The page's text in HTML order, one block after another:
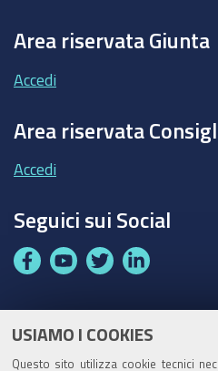
USIAMO I COOKIES
Questo sito utilizza cookie tecnici
Area riservata Giunta
Accedi
Area riservata
Accedi
Seguici sui Social
F
c
e
Y
u
t
T
i
t
L
n
k